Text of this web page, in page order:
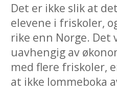
Det er ikke slik at
elevene i friskoler,
rike enn Norge.
uavhengig av
med flere friskoler,
at ikke lommeboka